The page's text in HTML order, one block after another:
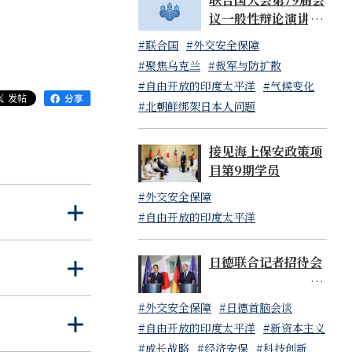
题；鉴于本次
此外，岸田首
，国际社会持
多的发电机。
打
开
关
闭
打
开
关
闭
打
关
议一般性辩论演讲 岸
田文雄内阁总理大臣
（日本国常驻联合国
代表山崎和之大使代
读）
#联合国 #外交安全保障
#聚焦乌克兰 #裁军与防扩散
#自由开放的印度太平洋 #气候变化
#北朝鲜绑架日本人问题
接见海上保安政策项
目第9期学员
#外交安全保障
#自由开放的印度太平洋
日德联合记者招待会
#外交安全保障 #日德首脑会谈
#自由开放的印度太平洋 #新资本主义
#成长战略 #经济安保 #科技创新